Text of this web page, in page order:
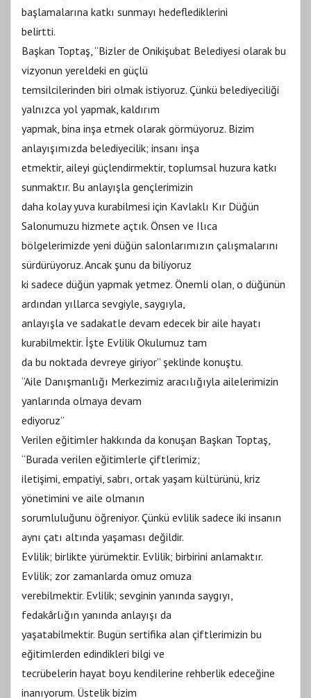
başlamalarına katkı sunmayı hedeflediklerini
belirtti.
Başkan Toptaş, “Bizler de Onikişubat Belediyesi olarak bu
vizyonun yereldeki en güçlü
temsilcilerinden biri olmak istiyoruz. Çünkü belediyeciliği
yalnızca yol yapmak, kaldırım
yapmak, bina inşa etmek olarak görmüyoruz. Bizim
anlayışımızda belediyecilik; insanı inşa
etmektir, aileyi güçlendirmektir, toplumsal huzura katkı
sunmaktır. Bu anlayışla gençlerimizin
daha kolay yuva kurabilmesi için Kavlaklı Kır Düğün
Salonumuzu hizmete açtık. Önsen ve Ilıca
bölgelerimizde yeni düğün salonlarımızın çalışmalarını
sürdürüyoruz. Ancak şunu da biliyoruz
ki sadece düğün yapmak yetmez. Önemli olan, o düğünün
ardından yıllarca sevgiyle, saygıyla,
anlayışla ve sadakatle devam edecek bir aile hayatı
kurabilmektir. İşte Evlilik Okulumuz tam
da bu noktada devreye giriyor” şeklinde konuştu.
“Aile Danışmanlığı Merkezimiz aracılığıyla ailelerimizin
yanlarında olmaya devam
ediyoruz”
Verilen eğitimler hakkında da konuşan Başkan Toptaş,
“Burada verilen eğitimlerle çiftlerimiz;
iletişimi, empatiyi, sabrı, ortak yaşam kültürünü, kriz
yönetimini ve aile olmanın
sorumluluğunu öğreniyor. Çünkü evlilik sadece iki insanın
aynı çatı altında yaşaması değildir.
Evlilik; birlikte yürümektir. Evlilik; birbirini anlamaktır.
Evlilik; zor zamanlarda omuz omuza
verebilmektir. Evlilik; sevginin yanında saygıyı,
fedakârlığın yanında anlayışı da
yaşatabilmektir. Bugün sertifika alan çiftlerimizin bu
eğitimlerden edindikleri bilgi ve
tecrübelerin hayat boyu kendilerine rehberlik edeceğine
inanıyorum. Üstelik bizim